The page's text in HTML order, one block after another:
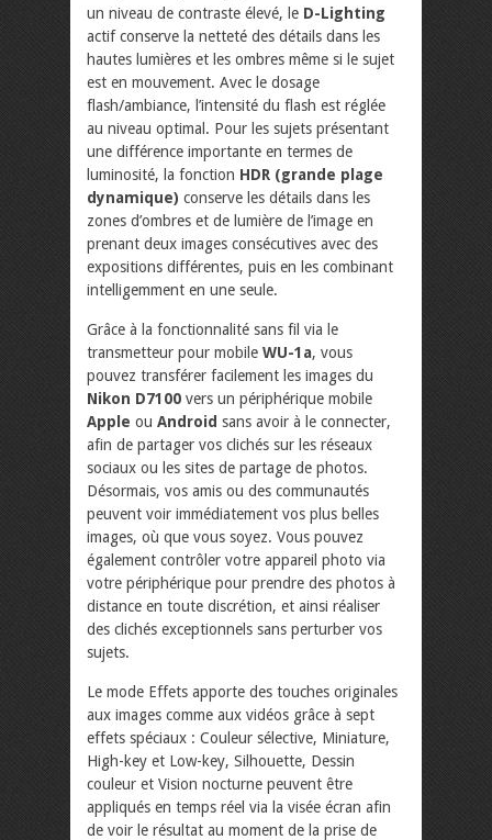
un niveau de contraste élevé, le D-Lighting
actif conserve la netteté des détails dans les
hautes lumières et les ombres même si le sujet
est en mouvement. Avec le dosage
flash/ambiance, l’intensité du flash est réglée
au niveau optimal. Pour les sujets présentant
une différence importante en termes de
luminosité, la fonction HDR (grande plage
dynamique) conserve les détails dans les
zones d’ombres et de lumière de l’image en
prenant deux images consécutives avec des
expositions différentes, puis en les combinant
intelligemment en une seule.
Grâce à la fonctionnalité sans fil via le
transmetteur pour mobile WU-1a, vous
pouvez transférer facilement les images du
Nikon D7100 vers un périphérique mobile
Apple ou Android sans avoir à le connecter,
afin de partager vos clichés sur les réseaux
sociaux ou les sites de partage de photos.
Désormais, vos amis ou des communautés
peuvent voir immédiatement vos plus belles
images, où que vous soyez. Vous pouvez
également contrôler votre appareil photo via
votre périphérique pour prendre des photos à
distance en toute discrétion, et ainsi réaliser
des clichés exceptionnels sans perturber vos
sujets.
Le mode Effets apporte des touches originales
aux images comme aux vidéos grâce à sept
effets spéciaux : Couleur sélective, Miniature,
High-key et Low-key, Silhouette, Dessin
couleur et Vision nocturne peuvent être
appliqués en temps réel via la visée écran afin
de voir le résultat au moment de la prise de